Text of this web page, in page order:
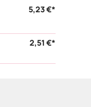
5,23 €*
2,51 €*